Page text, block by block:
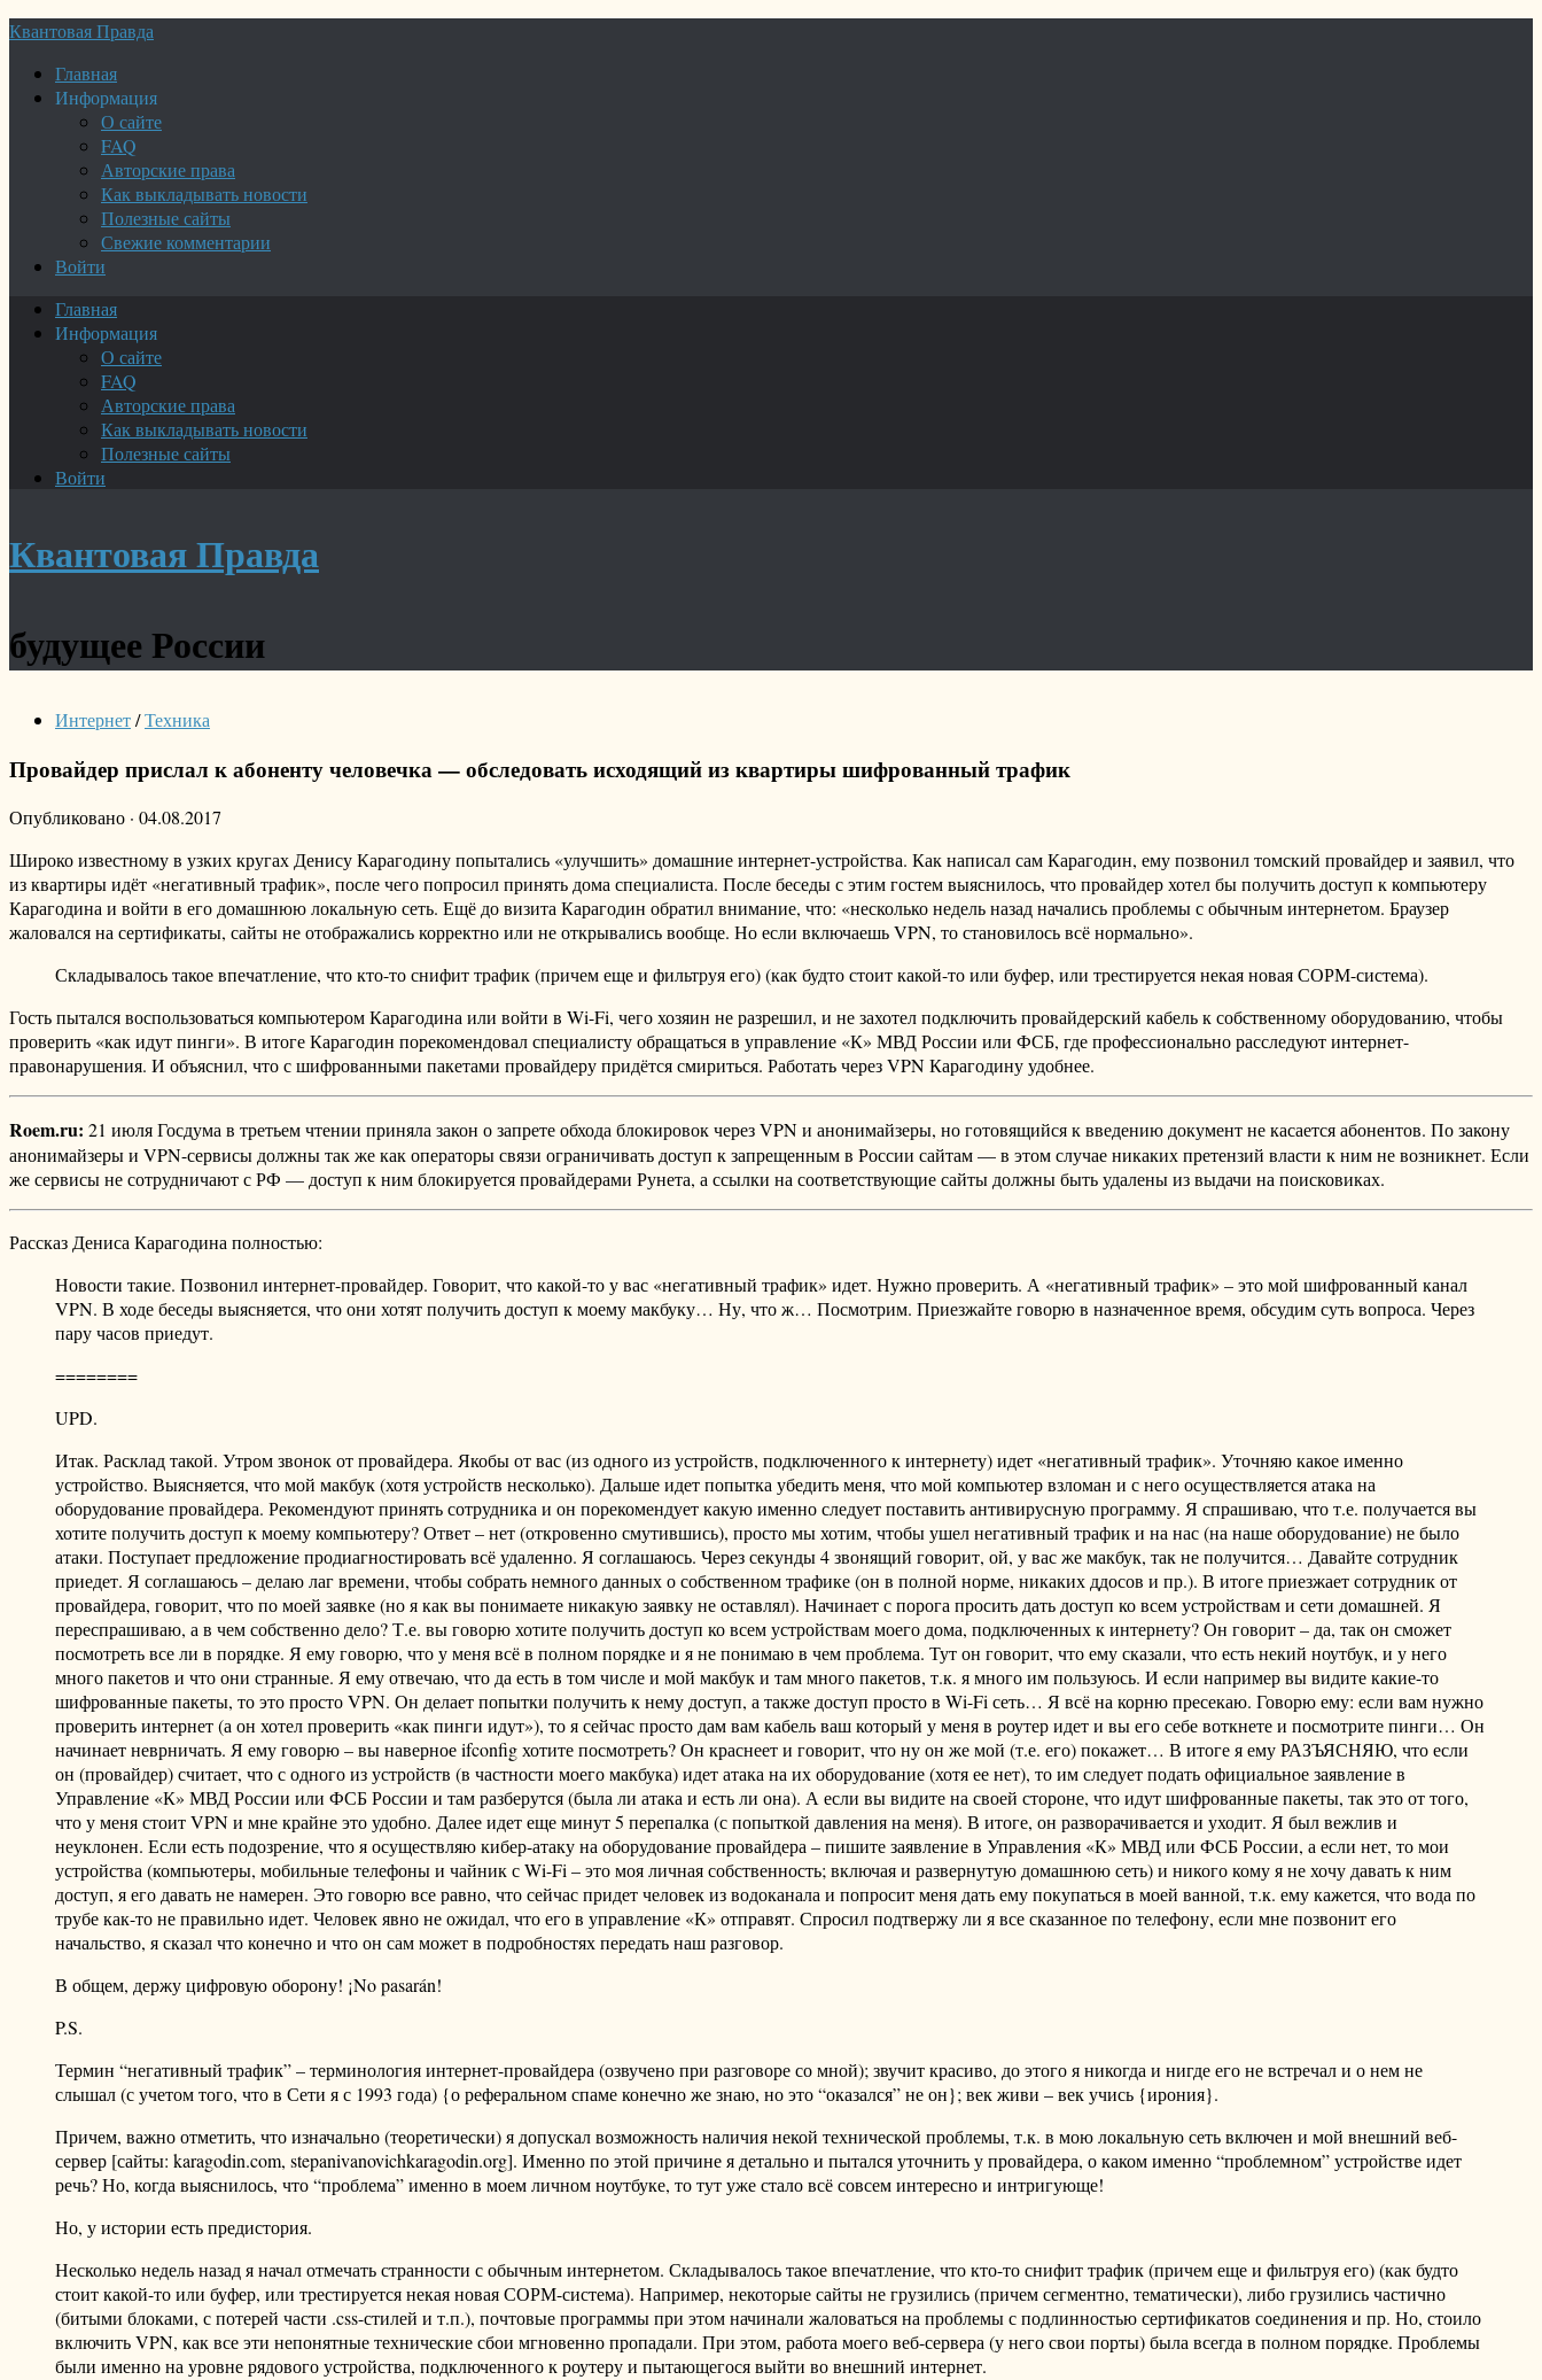
Квантовая Правда
Главная
Информация
О сайте
FAQ
Авторские права
Как выкладывать новости
Полезные сайты
Свежие комментарии
Войти
Главная
Информация
О сайте
FAQ
Авторские права
Как выкладывать новости
Полезные сайты
Войти
Квантовая Правда
будущее России
Интернет/Техника
Провайдер прислал к абоненту человечка — обследовать исходящий из квартиры шифрованный трафик
Опубликовано · 04.08.2017
Широко известному в узких кругах Денису Карагодину попытались «улучшить» домашние интернет-устройства. Как написал сам Карагодин, ему позвонил томский провайдер и заявил, что
из квартиры идёт «негативный трафик», после чего попросил принять дома специалиста. После беседы с этим гостем выяснилось, что провайдер хотел бы получить доступ к компьютеру
Карагодина и войти в его домашнюю локальную сеть. Ещё до визита Карагодин обратил внимание, что: «несколько недель назад начались проблемы с обычным интернетом. Браузер
жаловался на сертификаты, сайты не отображались корректно или не открывались вообще. Но если включаешь VPN, то становилось всё нормально».
Складывалось такое впечатление, что кто-то снифит трафик (причем еще и фильтруя его) (как будто стоит какой-то или буфер, или трестируется некая новая СОРМ-система).
Гость пытался воспользоваться компьютером Карагодина или войти в Wi-Fi, чего хозяин не разрешил, и не захотел подключить провайдерский кабель к собственному оборудованию, чтобы
проверить «как идут пинги». В итоге Карагодин порекомендовал специалисту обращаться в управление «К» МВД России или ФСБ, где профессионально расследуют интернет-
правонарушения. И объяснил, что с шифрованными пакетами провайдеру придётся смириться. Работать через VPN Карагодину удобнее.
Roem.ru: 21 июля Госдума в третьем чтении приняла закон о запрете обхода блокировок через VPN и анонимайзеры, но готовящийся к введению документ не касается абонентов. По закону
анонимайзеры и VPN-сервисы должны так же как операторы связи ограничивать доступ к запрещенным в России сайтам — в этом случае никаких претензий власти к ним не возникнет. Если
же сервисы не сотрудничают с РФ — доступ к ним блокируется провайдерами Рунета, а ссылки на соответствующие сайты должны быть удалены из выдачи на поисковиках.
Рассказ Дениса Карагодина полностью:
Новости такие. Позвонил интернет-провайдер. Говорит, что какой-то у вас «негативный трафик» идет. Нужно проверить. А «негативный трафик» – это мой шифрованный канал
VPN. В ходе беседы выясняется, что они хотят получить доступ к моему макбуку… Ну, что ж… Посмотрим. Приезжайте говорю в назначенное время, обсудим суть вопроса. Через
пару часов приедут.
========
UPD.
Итак. Расклад такой. Утром звонок от провайдера. Якобы от вас (из одного из устройств, подключенного к интернету) идет «негативный трафик». Уточняю какое именно
устройство. Выясняется, что мой макбук (хотя устройств несколько). Дальше идет попытка убедить меня, что мой компьютер взломан и с него осуществляется атака на
оборудование провайдера. Рекомендуют принять сотрудника и он порекомендует какую именно следует поставить антивирусную программу. Я спрашиваю, что т.е. получается вы
хотите получить доступ к моему компьютеру? Ответ – нет (откровенно смутившись), просто мы хотим, чтобы ушел негативный трафик и на нас (на наше оборудование) не было
атаки. Поступает предложение продиагностировать всё удаленно. Я соглашаюсь. Через секунды 4 звонящий говорит, ой, у вас же макбук, так не получится… Давайте сотрудник
приедет. Я соглашаюсь – делаю лаг времени, чтобы собрать немного данных о собственном трафике (он в полной норме, никаких ддосов и пр.). В итоге приезжает сотрудник от
провайдера, говорит, что по моей заявке (но я как вы понимаете никакую заявку не оставлял). Начинает с порога просить дать доступ ко всем устройствам и сети домашней. Я
переспрашиваю, а в чем собственно дело? Т.е. вы говорю хотите получить доступ ко всем устройствам моего дома, подключенных к интернету? Он говорит – да, так он сможет
посмотреть все ли в порядке. Я ему говорю, что у меня всё в полном порядке и я не понимаю в чем проблема. Тут он говорит, что ему сказали, что есть некий ноутбук, и у него
много пакетов и что они странные. Я ему отвечаю, что да есть в том числе и мой макбук и там много пакетов, т.к. я много им пользуюсь. И если например вы видите какие-то
шифрованные пакеты, то это просто VPN. Он делает попытки получить к нему доступ, а также доступ просто в Wi-Fi сеть… Я всё на корню пресекаю. Говорю ему: если вам нужно
проверить интернет (а он хотел проверить «как пинги идут»), то я сейчас просто дам вам кабель ваш который у меня в роутер идет и вы его себе воткнете и посмотрите пинги… Он
начинает неврничать. Я ему говорю – вы наверное ifconfig хотите посмотреть? Он краснеет и говорит, что ну он же мой (т.е. его) покажет… В итоге я ему РАЗЪЯСНЯЮ, что если
он (провайдер) считает, что с одного из устройств (в частности моего макбука) идет атака на их оборудование (хотя ее нет), то им следует подать официальное заявление в
Управление «К» МВД России или ФСБ России и там разберутся (была ли атака и есть ли она). А если вы видите на своей стороне, что идут шифрованные пакеты, так это от того,
что у меня стоит VPN и мне крайне это удобно. Далее идет еще минут 5 перепалка (с попыткой давления на меня). В итоге, он разворачивается и уходит. Я был вежлив и
неуклонен. Если есть подозрение, что я осуществляю кибер-атаку на оборудование провайдера – пишите заявление в Управления «К» МВД или ФСБ России, а если нет, то мои
устройства (компьютеры, мобильные телефоны и чайник с Wi-Fi – это моя личная собственность; включая и развернутую домашнюю сеть) и никого кому я не хочу давать к ним
доступ, я его давать не намерен. Это говорю все равно, что сейчас придет человек из водоканала и попросит меня дать ему покупаться в моей ванной, т.к. ему кажется, что вода по
трубе как-то не правильно идет. Человек явно не ожидал, что его в управление «К» отправят. Спросил подтвержу ли я все сказанное по телефону, если мне позвонит его
начальство, я сказал что конечно и что он сам может в подробностях передать наш разговор.
В общем, держу цифровую оборону! ¡No pasarán!
P.S.
Термин “негативный трафик” – терминология интернет-провайдера (озвучено при разговоре со мной); звучит красиво, до этого я никогда и нигде его не встречал и о нем не
слышал (с учетом того, что в Сети я с 1993 года) {о реферальном спаме конечно же знаю, но это “оказался” не он}; век живи – век учись {ирония}.
Причем, важно отметить, что изначально (теоретически) я допускал возможность наличия некой технической проблемы, т.к. в мою локальную сеть включен и мой внешний веб-
сервер [сайты: karagodin.com, stepanivanovichkaragodin.org]. Именно по этой причине я детально и пытался уточнить у провайдера, о каком именно “проблемном” устройстве идет
речь? Но, когда выяснилось, что “проблема” именно в моем личном ноутбуке, то тут уже стало всё совсем интересно и интригующе!
Но, у истории есть предистория.
Несколько недель назад я начал отмечать странности с обычным интернетом. Складывалось такое впечатление, что кто-то снифит трафик (причем еще и фильтруя его) (как будто
стоит какой-то или буфер, или трестируется некая новая СОРМ-система). Например, некоторые сайты не грузились (причем сегментно, тематически), либо грузились частично
(битыми блоками, с потерей части .css-стилей и т.п.), почтовые программы при этом начинали жаловаться на проблемы с подлинностью сертификатов соединения и пр. Но, стоило
включить VPN, как все эти непонятные технические сбои мгновенно пропадали. При этом, работа моего веб-сервера (у него свои порты) была всегда в полном порядке. Проблемы
были именно на уровне рядового устройства, подключенного к роутеру и пытающегося выйти во внешний интернет.